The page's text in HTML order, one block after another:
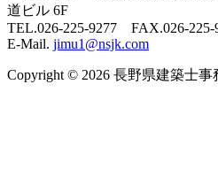
道ビル 6F
TEL.026-225-9277 FAX.026-225-
E-Mail. jimu1@nsjk.com
Copyright © 2026 長野県建築士事